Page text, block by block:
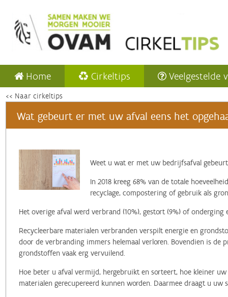
Home Cirkeltips Veelgestelde
<< Naar cirkeltips
Wat gebeurt er met uw afval eens het
‌Weet u wat er met uw bedrijfsafval
In 2018 kreeg 68% van de totale
recyclage, compostering of gebruik als
Het overige afval werd verbrand (10%), gestort (9%) of onderging
Recycleerbare materialen verbranden verspilt energie en
door de verbranding immers helemaal verloren. Bovendien is de
grondstoffen vaak erg vervuilend.
Hoe beter u afval vermijd, hergebruikt en sorteert, hoe kleiner
materialen gerecupereerd kunnen worden. Daarmee draagt u uw